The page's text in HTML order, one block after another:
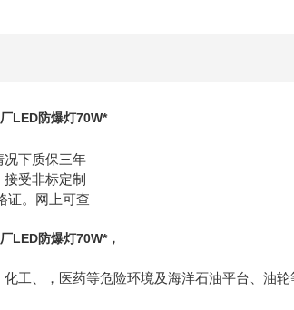
LED防爆灯70W*
况下质保三年
受非标定制
证。网上可查
LED防爆灯70W*，
工、，医药等危险环境及海洋石油平台、油轮